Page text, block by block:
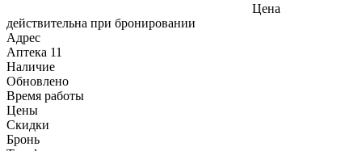
Цена
действительна при бронировании
Адрес
Аптека 11
Наличие
Обновлено
Время работы
Цены
Скидки
Бронь